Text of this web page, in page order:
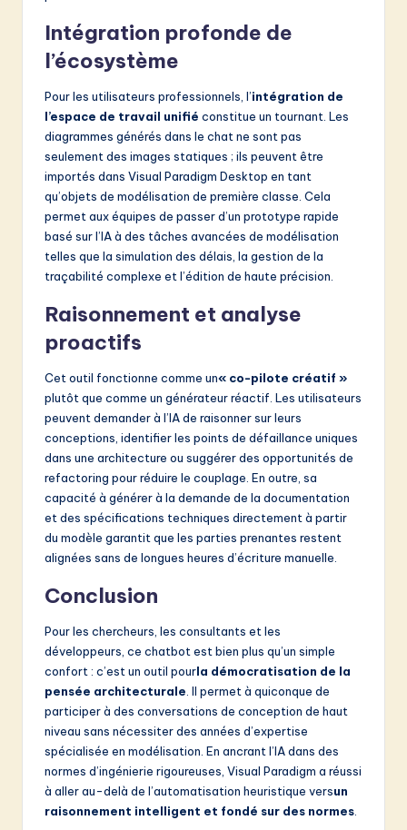
Intégration profonde de
l’écosystème
Pour les utilisateurs professionnels, l’intégration de
l’espace de travail unifié constitue un tournant. Les
diagrammes générés dans le chat ne sont pas
seulement des images statiques ; ils peuvent être
importés dans Visual Paradigm Desktop en tant
qu’objets de modélisation de première classe. Cela
permet aux équipes de passer d’un prototype rapide
basé sur l’IA à des tâches avancées de modélisation
telles que la simulation des délais, la gestion de la
traçabilité complexe et l’édition de haute précision.
Raisonnement et analyse
proactifs
Cet outil fonctionne comme un« co-pilote créatif »
plutôt que comme un générateur réactif. Les utilisateurs
peuvent demander à l’IA de raisonner sur leurs
conceptions, identifier les points de défaillance uniques
dans une architecture ou suggérer des opportunités de
refactoring pour réduire le couplage. En outre, sa
capacité à générer à la demande de la documentation
et des spécifications techniques directement à partir
du modèle garantit que les parties prenantes restent
alignées sans de longues heures d’écriture manuelle.
Conclusion
Pour les chercheurs, les consultants et les
développeurs, ce chatbot est bien plus qu’un simple
confort : c’est un outil pourla démocratisation de la
pensée architecturale . Il permet à quiconque de
participer à des conversations de conception de haut
niveau sans nécessiter des années d’expertise
spécialisée en modélisation. En ancrant l’IA dans des
normes d’ingénierie rigoureuses, Visual Paradigm a réussi
à aller au-delà de l’automatisation heuristique versun
raisonnement intelligent et fondé sur des normes